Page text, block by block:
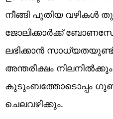
നീങ്ങി പുതിയ വഴികൾ
ജോലിക്കാർക്ക്
ലഭിക്കാൻ
അന്തരീക്ഷം
കുടുംബത്തോടൊപ്പം
ചെലവഴിക്കും.